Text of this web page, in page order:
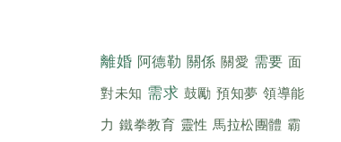
離婚 阿德勒 關係 關愛 需要 面
對未知 需求 鼓勵 預知夢 領導能
力 鐵拳教育 靈性 馬拉松團體 霸